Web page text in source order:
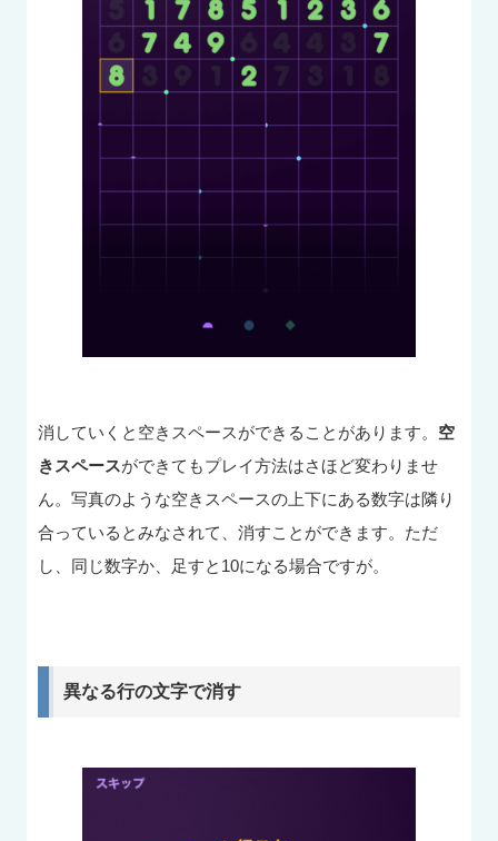
消していくと空きスペースができることがあります。 空
きスペースができてもプレイ方法はさほど変わりませ
ん。写真のような空きスペースの上下にある数字は隣り
合っているとみなされて、消すことができます。ただ
し、同じ数字か、足すと10になる場合ですが。
異なる行の文字で消す